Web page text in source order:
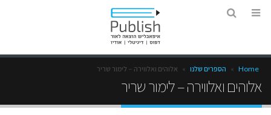
Home
» הספרים שלנו » אלוהים ואלווירה – לימור שריר
אלוהים ואלווירה – לימור שריר